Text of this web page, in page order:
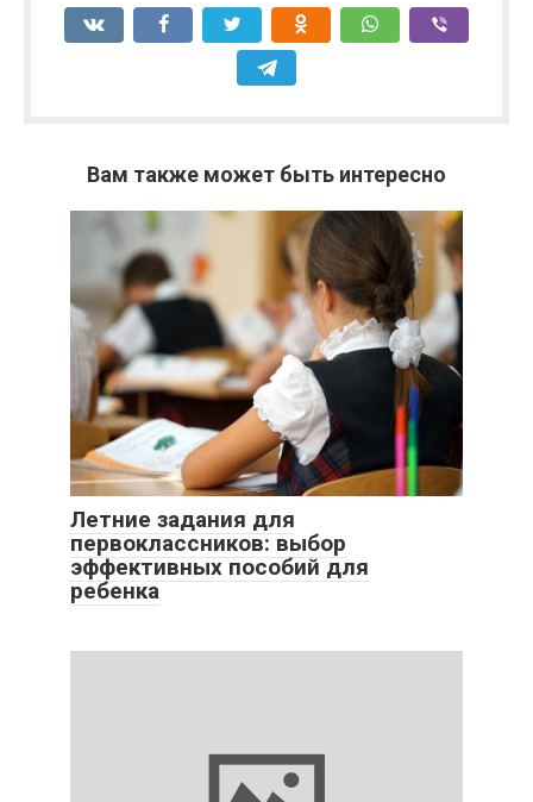
Вам также может быть интересно
Летние задания для
первоклассников: выбор
эффективных пособий для
ребенка